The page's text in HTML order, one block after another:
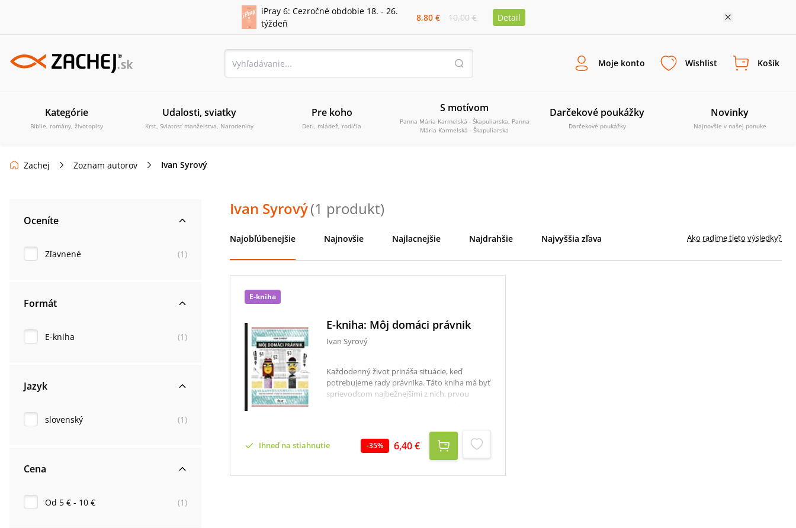
iPray 6: Cezročné obdobie 18. - 26.
týždeň
8,80 € 10,00 € Detail
Moje konto Wishlist Košík
Kategórie
Biblie, romány, životopisy
Udalosti, sviatky
Krst, Sviatosť manželstva, Narodeniny
Pre koho
Deti, mládež, rodičia
S motívom
Panna Mária Karmelská - Škapuliarska, Panna
Mária Karmelská - Škapuliarska
Darčekové poukážky
Darčekové poukážky
Novinky
Najnovšie v našej ponuke
Zachej Zoznam autorov Ivan Syrový
Oceníte
Zľavnené (1 )
Formát
E-kniha (1 )
Jazyk
slovenský (1 )
Cena
Od 5 € - 10 € (1 )
Ivan Syrový(1 produkt)
Najobľúbenejšie Najnovšie Najlacnejšie Najdrahšie Najvyššia zľava Ako radíme tieto výsledky?
E-kniha
E-kniha: Môj domáci právnik
Ivan Syrový
Každodenný život prináša situácie, keď
potrebujeme rady právnika. Táto kniha má byť
sprievodcom najbežnejšími z nich, prvou
peňazí či poisťovanie majetku. Právnik Ivan
Syrový v nej zrozumiteľným spôsobom
vysvetľuje, aké sú nesprávne predstavy o
riešeniach problémov, odpovedá na
Ihneď na stiahnutie -35% 6,40 €